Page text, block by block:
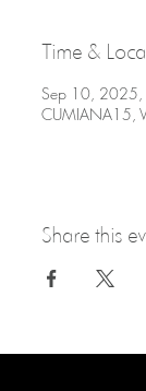
Time &
Sep 10,
CUMIANA15,
Share this